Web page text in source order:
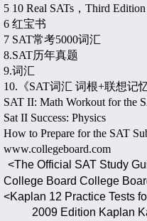
5 10 Real SATs ， Third Edition
6 红宝书
7 SAT常考5000词汇
8.SAT历年真题
9.词汇
10. 《SAT词汇 词根+联想记
SAT II: Math Workout for the
Sat II Success: Physics
How to Prepare for the SAT
www.collegeboard.com
<The Official SAT Study
College Board College
<Kaplan 12 Practice Tests
2009 Edition Kaplan